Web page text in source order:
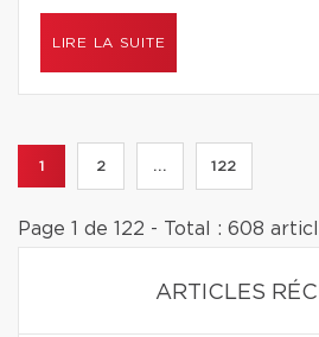
LIRE LA SUITE
1 2 ... 122
Page 1 de 122 - Total : 608
ARTICLES